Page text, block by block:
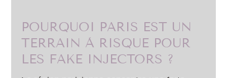
POURQUOI PARIS EST UN
TERRAIN À RISQUE POUR
LES FAKE INJECTORS ?